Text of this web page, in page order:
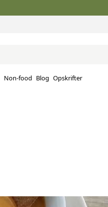
Non-food Blog Opskrifter